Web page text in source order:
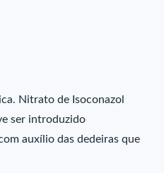
Nitrato de Isoconazol
ser introduzido
auxílio das dedeiras que